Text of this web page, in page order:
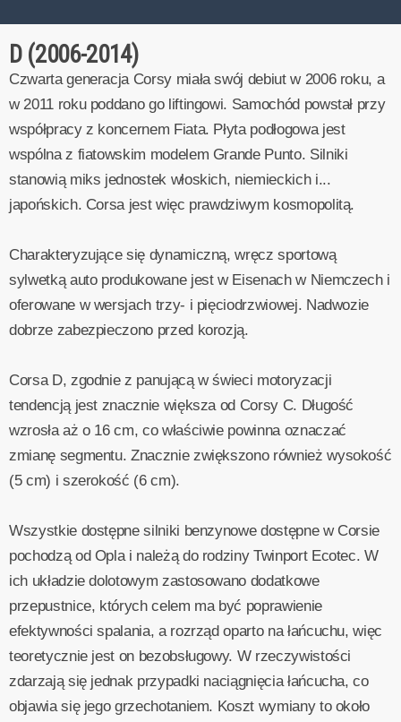
D (2006-2014)
Czwarta generacja Corsy miała swój debiut w 2006 roku, a
w 2011 roku poddano go liftingowi. Samochód powstał przy
współpracy z koncernem Fiata. Płyta podłogowa jest
wspólna z fiatowskim modelem Grande Punto. Silniki
stanowią miks jednostek włoskich, niemieckich i...
japońskich. Corsa jest więc prawdziwym kosmopolitą.
Charakteryzujące się dynamiczną, wręcz sportową
sylwetką auto produkowane jest w Eisenach w Niemczech i
oferowane w wersjach trzy- i pięciodrzwiowej. Nadwozie
dobrze zabezpieczono przed korozją.
Corsa D, zgodnie z panującą w świeci motoryzacji
tendencją jest znacznie większa od Corsy C. Długość
wzrosła aż o 16 cm, co właściwie powinna oznaczać
zmianę segmentu. Znacznie zwiększono również wysokość
(5 cm) i szerokość (6 cm).
Wszystkie dostępne silniki benzynowe dostępne w Corsie
pochodzą od Opla i należą do rodziny Twinport Ecotec. W
ich układzie dolotowym zastosowano dodatkowe
przepustnice, których celem ma być poprawienie
efektywności spalania, a rozrząd oparto na łańcuchu, więc
teoretycznie jest on bezobsługowy. W rzeczywistości
zdarzają się jednak przypadki naciągnięcia łańcucha, co
objawia się jego grzechotaniem. Koszt wymiany to około